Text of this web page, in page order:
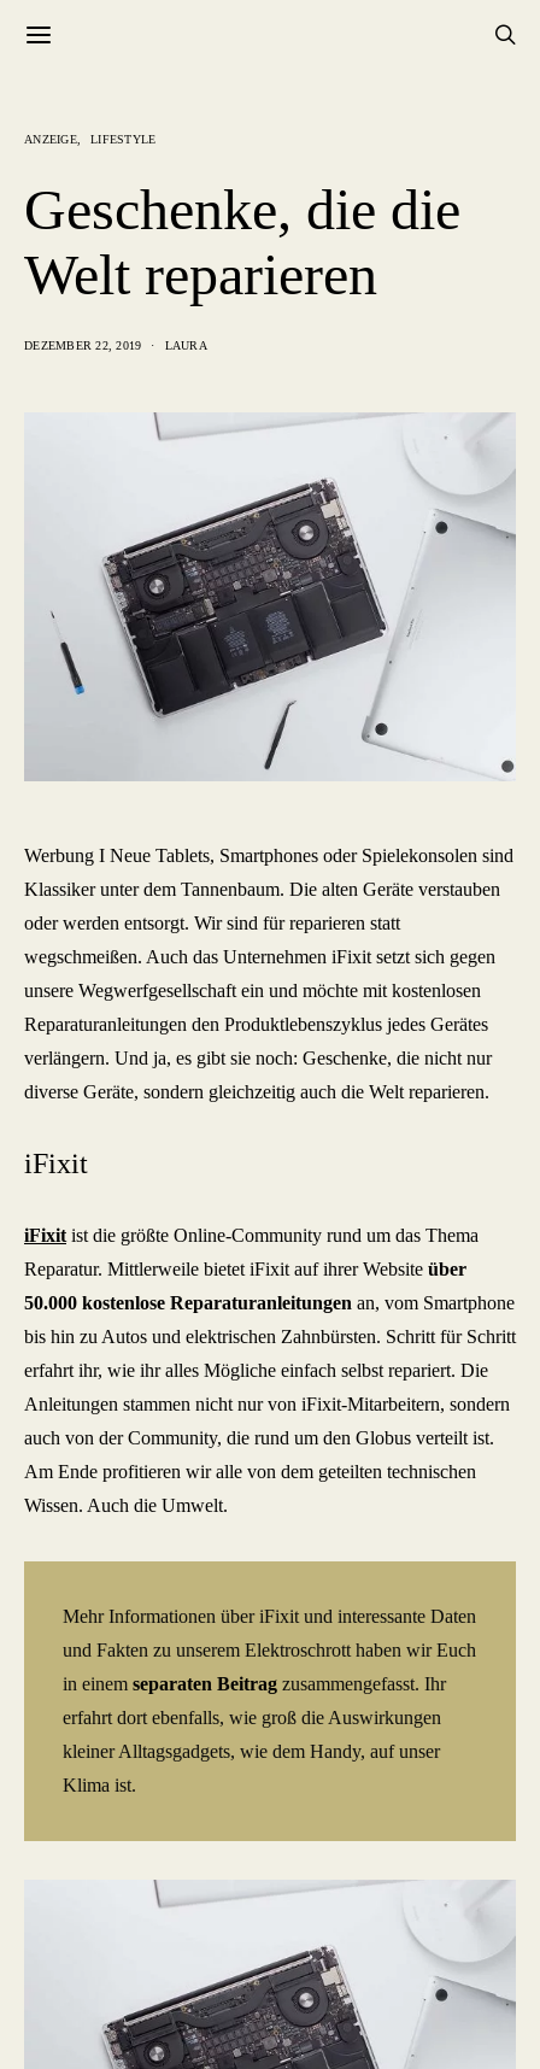
ANZEIGE LIFESTYLE
Geschenke, die die
Welt reparieren
DEZEMBER 22, 2019 LAURA
Werbung I Neue Tablets, Smartphones oder Spielekonsolen sind
Klassiker unter dem Tannenbaum. Die alten Geräte verstauben
oder werden entsorgt. Wir sind für reparieren statt
wegschmeißen. Auch das Unternehmen iFixit setzt sich gegen
unsere Wegwerfgesellschaft ein und möchte mit kostenlosen
Reparaturanleitungen den Produktlebenszyklus jedes Gerätes
verlängern. Und ja, es gibt sie noch: Geschenke, die nicht nur
diverse Geräte, sondern gleichzeitig auch die Welt reparieren.
iFixit
iFixit ist die größte Online-Community rund um das Thema
Reparatur. Mittlerweile bietet iFixit auf ihrer Website über
50.000 kostenlose Reparaturanleitungen an, vom Smartphone
bis hin zu Autos und elektrischen Zahnbürsten. Schritt für Schritt
erfahrt ihr, wie ihr alles Mögliche einfach selbst repariert. Die
Anleitungen stammen nicht nur von iFixit-Mitarbeitern, sondern
auch von der Community, die rund um den Globus verteilt ist.
Am Ende profitieren wir alle von dem geteilten technischen
Wissen. Auch die Umwelt.
Mehr Informationen über iFixit und interessante Daten
und Fakten zu unserem Elektroschrott haben wir Euch
in einem separaten Beitrag zusammengefasst. Ihr
erfahrt dort ebenfalls, wie groß die Auswirkungen
kleiner Alltagsgadgets, wie dem Handy, auf unser
Klima ist.